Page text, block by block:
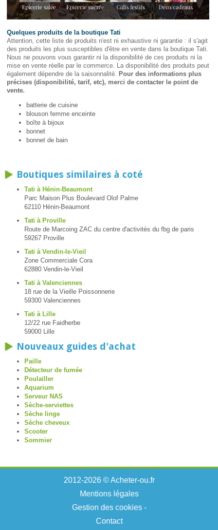
Quelques produits de la boutique Tati
Attention, cette liste de produits n'est ni exhaustive ni garantie : il s'agit
des produits les plus susceptibles d'être en vente dans la boutique Tati.
Nous ne pouvons vous garantir ni la disponibilité de ces produits ni la
mise en vente réelle par le commerce. La disponibilité des produits peut
également dépendre de la saisonnalité. Pour des informations plus
précises (disponibilité, tarif, etc), merci de contacter le point de
vente.
batterie de cuisine
blouson femme enceinte
boîte à bijoux
bonnet
bonnet de bain
Boutiques similaires à coté
Tati à Hénin-Beaumont
Parc Maison Plus Boulevard Olof Palme
62110 Hénin-Beaumont
Tati à Proville
Route de Marcoing ZAC du centre d'activités du fbg de paris
59267 Proville
Tati à Vendin-le-Vieil
Zone Commerciale Cora
62880 Vendin-le-Vieil
Tati à Valenciennes
18 rue de la Vieille Poissonnerie
59300 Valenciennes
Tati à Lille
12/22 rue Faidherbe
59000 Lille
Nouveaux guides d'achat
Paille
Détecteur de fumée
Poulailler
Aquarium
Serveur NAS
Sèche-serviettes
Sèche linge
Sèche cheveux
Scooter
Sommier
2012-2026 © Acheter-ou.fr
Mentions légales
Gestion des cookies-
Contact